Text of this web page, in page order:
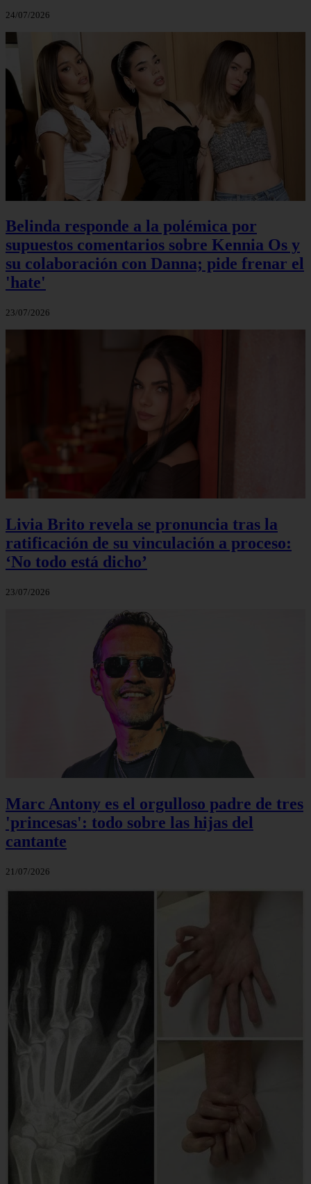
24/07/2026
Belinda responde a la polémica por
supuestos comentarios sobre Kennia Os y
su colaboración con Danna; pide frenar el
'hate'
23/07/2026
Livia Brito revela se pronuncia tras la
ratificación de su vinculación a proceso:
‘No todo está dicho’
23/07/2026
Marc Antony es el orgulloso padre de tres
'princesas': todo sobre las hijas del
cantante
21/07/2026